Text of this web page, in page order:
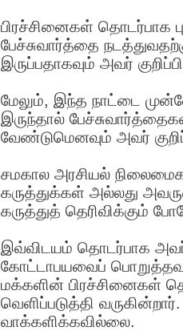
பிரச்சினைகள் தொடர்பாக
பேச்சுவார்த்தை
இருப்பதாகவும் அவர்
மேலும், இந்த நாட்டை
இருந்தால்
வேண்டுமெனவும் அவர்
சமகால அரசியல்
கருத்துக்கள் அல்லது
கருத்துத் தெரிவிக்கும்
இவ்விடயம் தொடர்பாக அவர்
கோட்டாபயவைப்
மக்களின் பிரச்சினைகள்
வெளிப்படுத்தி
வாக்களிக்கவில்லை.